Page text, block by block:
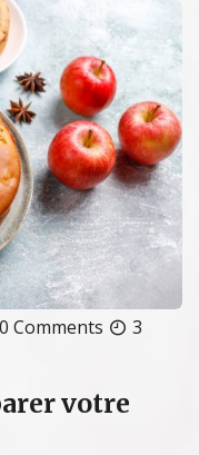
0 Comments
3
votre